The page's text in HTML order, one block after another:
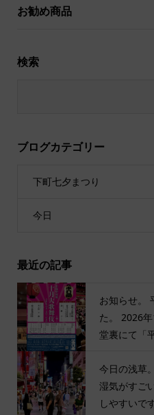
お勧め商品
検索
ブログカテゴリー
下町七夕まつり
今日
最近の記事
お知らせ。
た。 2026
堂裏にて「
今日の浅草
湿気がすご
しやすいです